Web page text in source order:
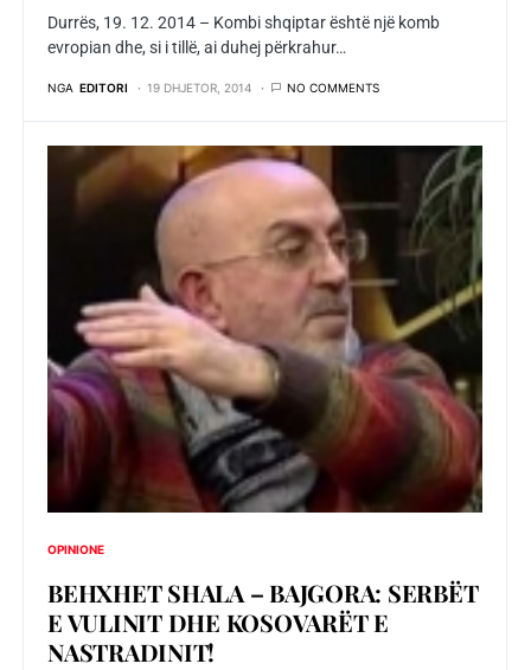
Durrës, 19. 12. 2014 – Kombi shqiptar është një komb
evropian dhe, si i tillë, ai duhej përkrahur…
NGA EDITORI 19 DHJETOR, 2014 NO COMMENTS
OPINIONE
BEHXHET SHALA – BAJGORA: SERBËT
E VULINIT DHE KOSOVARËT E
NASTRADINIT!